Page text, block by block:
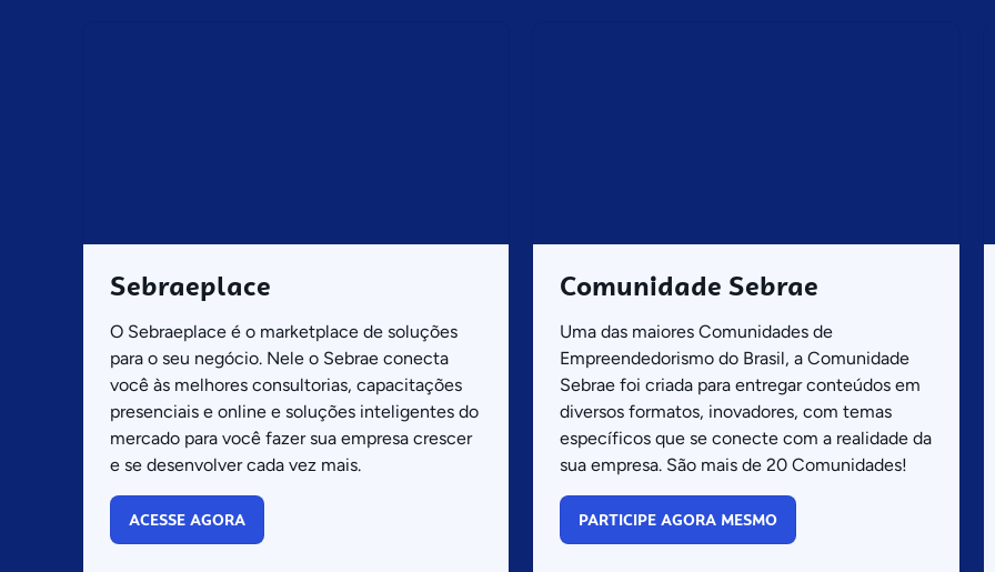
Sebraeplace
O Sebraeplace é o marketplace de soluções
para o seu negócio. Nele o Sebrae conecta
você às melhores consultorias, capacitações
presenciais e online e soluções inteligentes do
mercado para você fazer sua empresa crescer
e se desenvolver cada vez mais.
ACESSE AGORA
Comunidade Sebrae
Uma das maiores Comunidades de
Empreendedorismo do Brasil, a Comunidade
Sebrae foi criada para entregar conteúdos em
diversos formatos, inovadores, com temas
específicos que se conecte com a realidade da
sua empresa. São mais de 20 Comunidades!
PARTICIPE AGORA MESMO